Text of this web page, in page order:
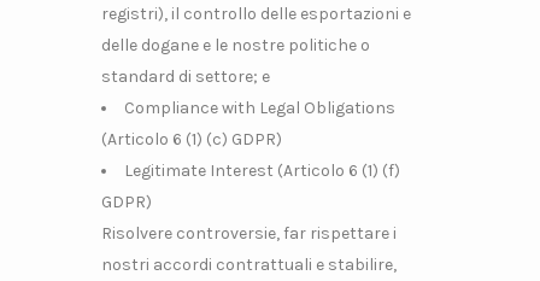
registri), il controllo delle esportazioni e
delle dogane e le nostre politiche o
standard di settore; e
Compliance with Legal Obligations
(Articolo 6 (1) (c) GDPR)
Legitimate Interest (Articolo 6 (1) (f)
GDPR)
Risolvere controversie, far rispettare i
nostri accordi contrattuali e stabilire,